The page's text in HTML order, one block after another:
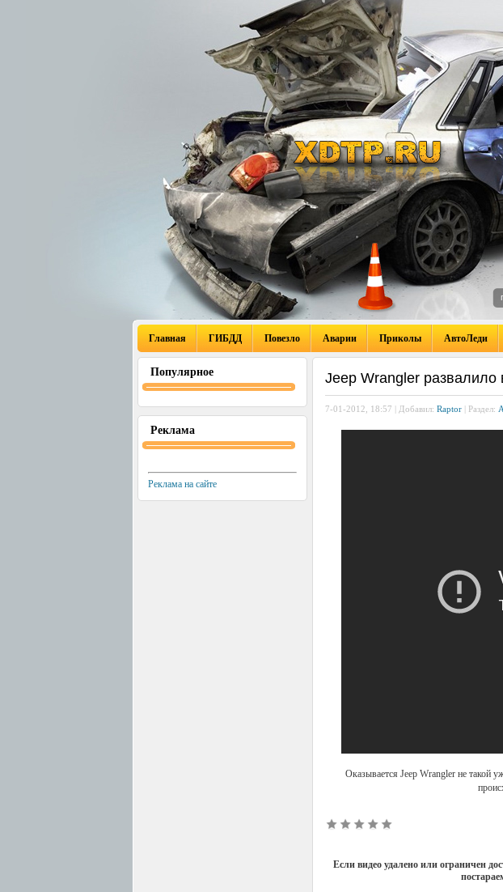
Главная ГИБДД Повезло Аварии Приколы АвтоЛеди
Популярное
Реклама
Реклама на сайте
Jeep Wrangler развалило
7-01-2012, 18:57 | Добавил: Raptor | Раздел:
Оказывается Jeep Wrangler не такой
Если видео удалено или ограничен